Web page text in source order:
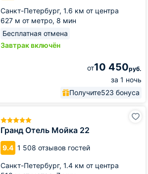
Санкт-Петербург, 1.6 км от центра
627 м от метро, 8 мин
Бесплатная отмена
Завтрак включён
от10 450руб.
за 1 ночь
Получите523 бонуса
Гранд Отель Мойка 22
9.4 1 508 отзывов гостей
Санкт-Петербург, 1.4 км от центра